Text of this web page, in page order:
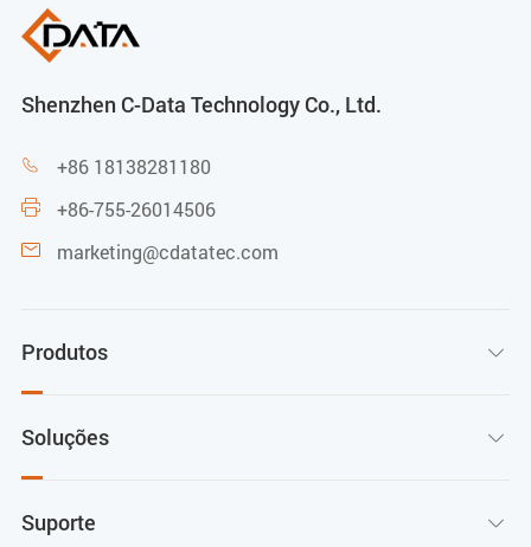
Adaptador de alimentação externo de 12 VDC/0,5 A
Shenzhen C-Data Technology Co., Ltd.
 +86 18138281180
 +86-755-26014506
 marketing@cdatatec.com
Produtos 
Soluções 
Suporte 